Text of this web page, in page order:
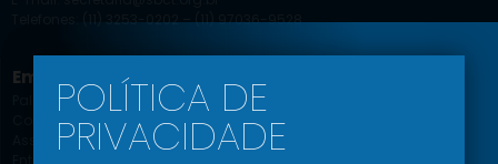
Telefones: (11) 3253-0202 – (11) 97036-9528
Empresa
Palavra do Presidente
Comissões
Associe-se
Agenda Científica
Jornal
Ead
POLÍTICA DE
PRIVACIDADE